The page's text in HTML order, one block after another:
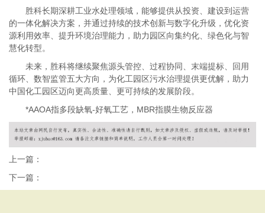
胜科长期深耕工业水处理领域，能够提供从投资、建设到运营
的一体化解决方案，并通过持续的技术创新与数字化升级，优化资
源利用效率、提升环境治理能力，助力园区向集约化、绿色化与智
慧化转型。
未来，胜科将继续聚焦源头管控、过程协同、末端提标、回用
循环、数智监管五大方向，为化工园区污水治理提供更优解，助力
中国化工园区迈向更高质量、更可持续的发展阶段。
*AAOA指多段缺氧-好氧工艺，MBR指膜生物反应器
上一篇：
下一篇：